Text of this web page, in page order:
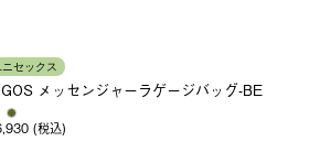
ニセックス
メッセンジャーラゲージバッグ-BE
(税込)